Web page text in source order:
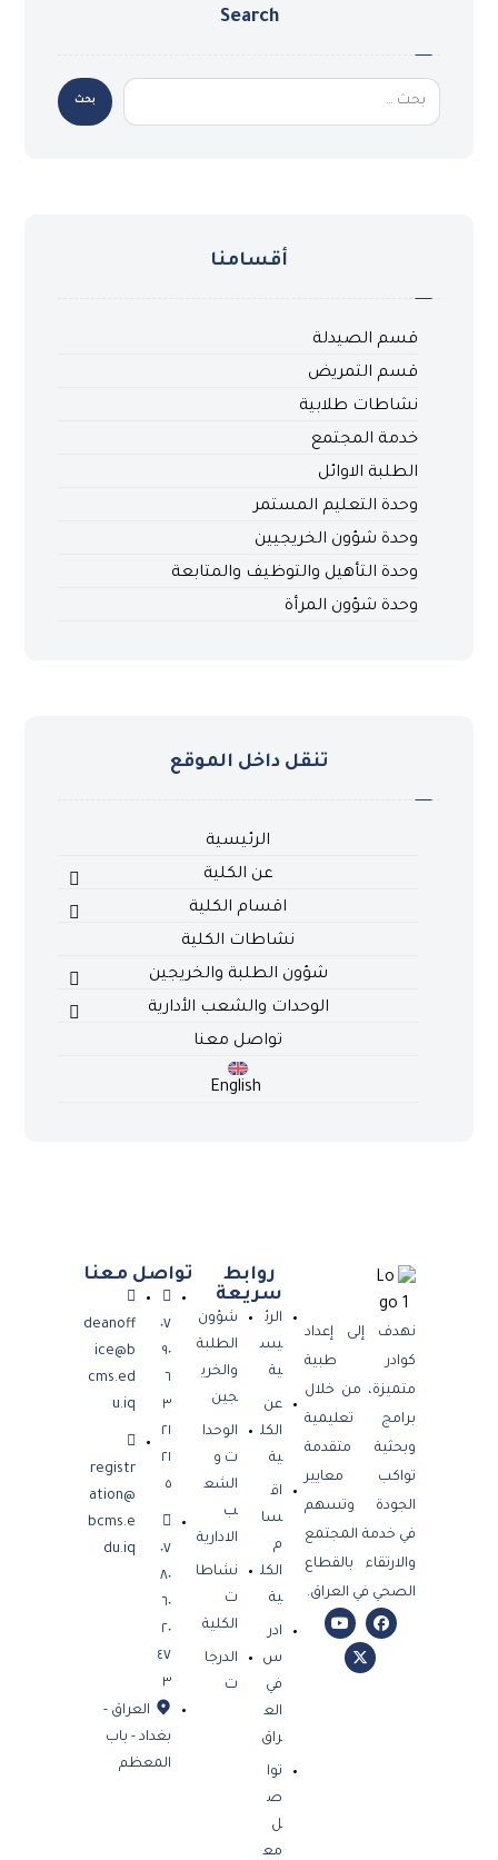
Search
بحث
أقسامنا
قسم الصيدلة
قسم التمريض
نشاطات طلابية
خدمة المجتمع
الطلبة الاوائل
وحدة التعليم المستمر
وحدة شؤون الخريجيين
وحدة التأهيل والتوظيف والمتابعة
وحدة شؤون المرأة
تنقل داخل الموقع
الرئيسية
عن الكلية
اقسام الكلية
نشاطات الكلية
شؤون الطلبة والخريجين
الوحدات والشعب الأدارية
تواصل معنا
English
نهدف إلى إعداد
كوادر طبية
متميزة، من خلال
برامج تعليمية
وبحثية متقدمة
تواكب معايير
الجودة وتسهم
في خدمة المجتمع
والارتقاء بالقطاع
الصحي في العراق.
روابط
سريعة
الرئ
يس
ية
عن
الكل
ية
اق
سا
م
الكل
ية
ادر
س
في
الع
راق
توا
ص
ل
مع
شؤون
الطلبة
والخري
جين
الوحدا
ت و
الشع
ب
الادارية
نشاطا
ت
الكلية
الدرجا
ت
تواصل معنا
٠٧
٩٠
٦
٣
٢١
٢١
٥
٠٧
٨٠
٦٠
٢٠
٤٧
٣
deanoff
ice@b
cms.ed
u.iq
registr
ation@
bcms.e
du.iq
العراق -
بغداد - باب
المعظم